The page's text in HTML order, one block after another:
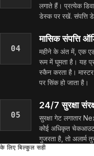
लगाते हैं। प्रत्येक
डेस्क पर रखें. संपत्ति
04
मासिक संपत्ति
महीने के अंत में, एक
रूम में घूमता है। यह
स्कैन करता है।
पर सिंक हो जाता है।
05
24/7 सुरक्षा
सुरक्षा गेट लगातार
कोई अधिकृत चेकआउट
गुजरता है, तो अलार्म
के लिए बिल्कुल सही